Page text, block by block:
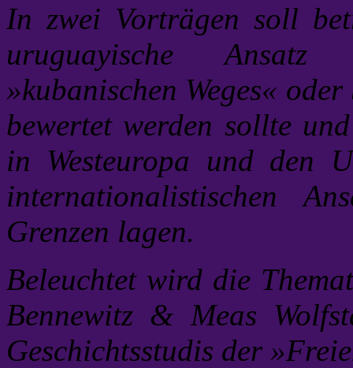
In zwei Vorträgen soll
uruguayische
»kubanischen Weges«
bewertet werden sollte
in Westeuropa und den
internationalistischen
Grenzen lagen.
Beleuchtet wird die
Bennewitz & Meas
Geschichtsstudis der